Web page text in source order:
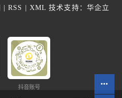
|RSS XML 技术支持： 华企立
抖音账号